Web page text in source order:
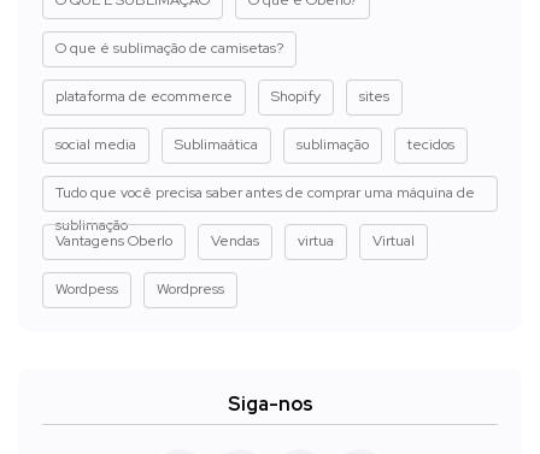
O que é sublimação de camisetas?
plataforma de ecommerce Shopify sites
social media Sublimaática sublimação tecidos
Tudo que você precisa saber antes de comprar uma máquina de
sublimação
Vantagens Oberlo
Vendas virtua Virtual
Wordpess Wordpress
Siga-nos